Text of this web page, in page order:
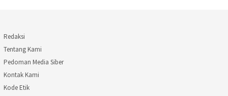
Redaksi
Tentang Kami
Pedoman Media Siber
Kontak Kami
Kode Etik